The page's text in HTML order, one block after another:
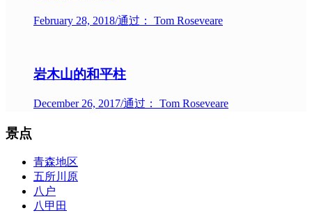
February 28, 2018/通过： Tom Roseveare
岩木山的和平柱
December 26, 2017/通过： Tom Roseveare
景点
青森地区
五所川原
八户
八甲田